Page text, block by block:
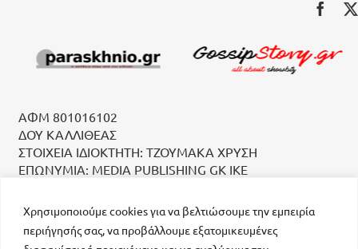
Χρησιμοποιούμε cookies για να βελτιώσουμε την εμπειρία
περιήγησής σας, να προβάλλουμε εξατομικευμένες
ΑΦΜ 801016102
ΔΟΥ ΚΑΛΛΙΘΕΑΣ
ΣΤΟΙΧΕΙΑ ΙΔΙΟΚΤΗΤΗ: ΤΖΟΥΜΑΚΑ ΧΡΥΣΗ
ΕΠΩΝΥΜΙΑ: MEDIA PUBLISHING GK IKE